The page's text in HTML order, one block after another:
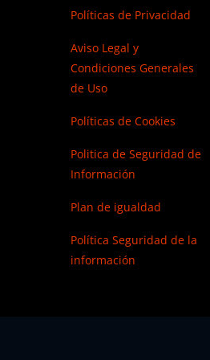
Políticas de Privacidad
Aviso Legal y
Condiciones Generales
de Uso
Políticas de Cookies
Politica de Seguridad de
Información
Plan de igualdad
Política Seguridad de la
información